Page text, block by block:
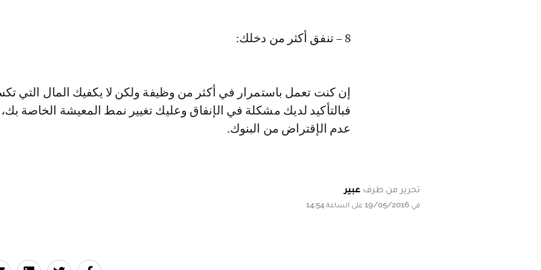
8 – تنفق أكثر من دخلك:
إن كنت تعمل باستمرار في أكثر من وظيفة ولكن لا يكفيك المال التي
فبالتأكيد لديك مشكلة في الإنفاق وعليك تغيير نمط المعيشة الخاصة
عدم الإقتراض من البنوك.
تحرير من طرف عبير
في 19/05/2016 على الساعة 14:54